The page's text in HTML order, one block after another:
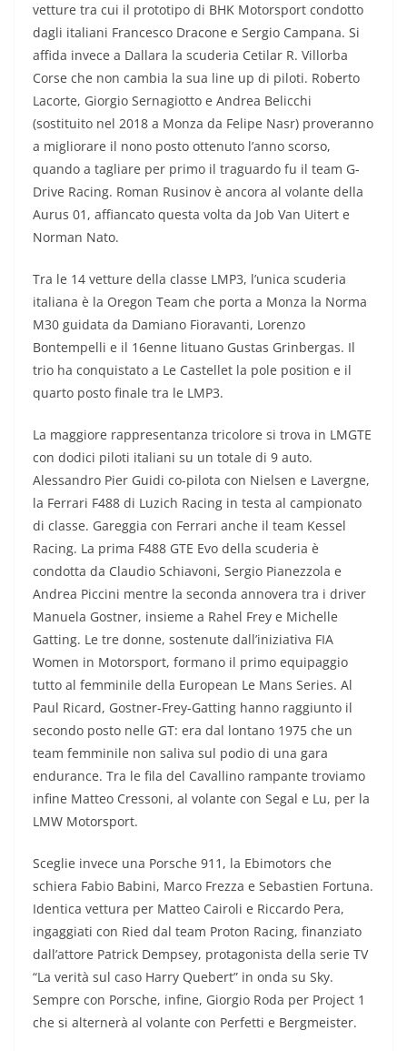
vetture tra cui il prototipo di BHK Motorsport condotto
dagli italiani Francesco Dracone e Sergio Campana. Si
affida invece a Dallara la scuderia Cetilar R. Villorba
Corse che non cambia la sua line up di piloti. Roberto
Lacorte, Giorgio Sernagiotto e Andrea Belicchi
(sostituito nel 2018 a Monza da Felipe Nasr) proveranno
a migliorare il nono posto ottenuto l’anno scorso,
quando a tagliare per primo il traguardo fu il team G-
Drive Racing. Roman Rusinov è ancora al volante della
Aurus 01, affiancato questa volta da Job Van Uitert e
Norman Nato.
Tra le 14 vetture della classe LMP3, l’unica scuderia
italiana è la Oregon Team che porta a Monza la Norma
M30 guidata da Damiano Fioravanti, Lorenzo
Bontempelli e il 16enne lituano Gustas Grinbergas. Il
trio ha conquistato a Le Castellet la pole position e il
quarto posto finale tra le LMP3.
La maggiore rappresentanza tricolore si trova in LMGTE
con dodici piloti italiani su un totale di 9 auto.
Alessandro Pier Guidi co-pilota con Nielsen e Lavergne,
la Ferrari F488 di Luzich Racing in testa al campionato
di classe. Gareggia con Ferrari anche il team Kessel
Racing. La prima F488 GTE Evo della scuderia è
condotta da Claudio Schiavoni, Sergio Pianezzola e
Andrea Piccini mentre la seconda annovera tra i driver
Manuela Gostner, insieme a Rahel Frey e Michelle
Gatting. Le tre donne, sostenute dall’iniziativa FIA
Women in Motorsport, formano il primo equipaggio
tutto al femminile della European Le Mans Series. Al
Paul Ricard, Gostner-Frey-Gatting hanno raggiunto il
secondo posto nelle GT: era dal lontano 1975 che un
team femminile non saliva sul podio di una gara
endurance. Tra le fila del Cavallino rampante troviamo
infine Matteo Cressoni, al volante con Segal e Lu, per la
LMW Motorsport.
Sceglie invece una Porsche 911, la Ebimotors che
schiera Fabio Babini, Marco Frezza e Sebastien Fortuna.
Identica vettura per Matteo Cairoli e Riccardo Pera,
ingaggiati con Ried dal team Proton Racing, finanziato
dall’attore Patrick Dempsey, protagonista della serie TV
“La verità sul caso Harry Quebert” in onda su Sky.
Sempre con Porsche, infine, Giorgio Roda per Project 1
che si alternerà al volante con Perfetti e Bergmeister.